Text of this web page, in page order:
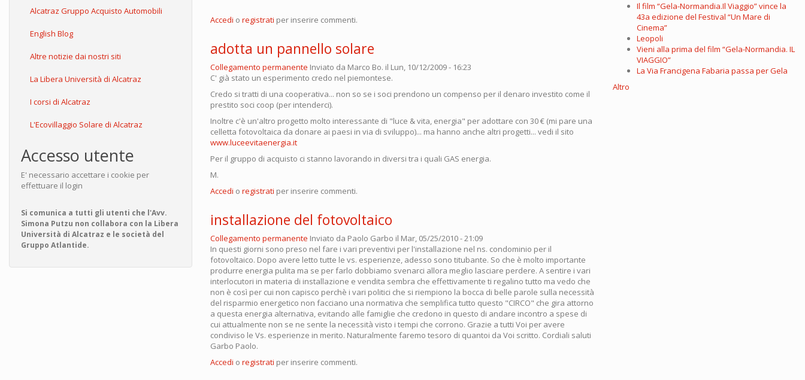
Alcatraz Gruppo Acquisto Automobili
English Blog
Altre notizie dai nostri siti
La Libera Università di Alcatraz
I corsi di Alcatraz
L'Ecovillaggio Solare di Alcatraz
Accesso utente
E' necessario accettare i cookie per
effettuare il login
Si comunica a tutti gli utenti che l'Avv.
Simona Putzu non collabora con la Libera
Università di Alcatraz e le società del
Gruppo Atlantide.
Accedi o registrati per inserire commenti.
adotta un pannello solare
Collegamento permanente Inviato da Marco Bo. il Lun, 10/12/2009 - 16:23
C' già stato un esperimento credo nel piemontese.
Credo si tratti di una cooperativa... non so se i soci prendono un compenso per il denaro investito come il
prestito soci coop (per intenderci).
Inoltre c'è un'altro progetto molto interessante di "luce & vita, energia" per adottare con 30 € (mi pare una
celletta fotovoltaica da donare ai paesi in via di sviluppo)... ma hanno anche altri progetti... vedi il sito
www.luceevitaenergia.it
Per il gruppo di acquisto ci stanno lavorando in diversi tra i quali GAS energia.
M.
Accedi o registrati per inserire commenti.
installazione del fotovoltaico
Collegamento permanente Inviato da Paolo Garbo il Mar, 05/25/2010 - 21:09
In questi giorni sono preso nel fare i vari preventivi per l'installazione nel ns. condominio per il
fotovoltaico. Dopo avere letto tutte le vs. esperienze, adesso sono titubante. So che è molto importante
produrre energia pulita ma se per farlo dobbiamo svenarci allora meglio lasciare perdere. A sentire i vari
interlocutori in materia di installazione e vendita sembra che effettivamente ti regalino tutto ma vedo che
non è così per cui non capisco perchè i vari politici che si riempiono la bocca di belle parole sulla necessità
del risparmio energetico non facciano una normativa che semplifica tutto questo "CIRCO" che gira attorno
a questa energia alternativa, evitando alle famiglie che credono in questo di andare incontro a spese di
cui attualmente non se ne sente la necessità visto i tempi che corrono. Grazie a tutti Voi per avere
condiviso le Vs. esperienze in merito. Naturalmente faremo tesoro di quantoi da Voi scritto. Cordiali saluti
Garbo Paolo.
Accedi o registrati per inserire commenti.
Il film “Gela-Normandia.Il Viaggio” vince la
43a edizione del Festival “Un Mare di
Cinema”
Leopoli
Vieni alla prima del film “Gela-Normandia. IL
VIAGGIO”
La Via Francigena Fabaria passa per Gela
Altro